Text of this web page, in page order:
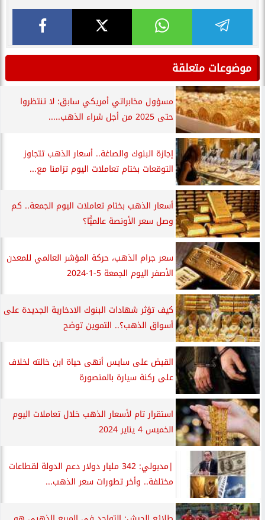
موضوعات متعلقة
مسؤول مخابراتي أمريكي سابق: لا تنتظروا
حتى 2025 من أجل شراء الذهب.....
إجازة البنوك والصاغة.. أسعار الذهب تتجاوز
التوقعات بختام تعاملات اليوم تزامنا مع...
أسعار الذهب بختام تعاملات اليوم الجمعة.. كم
وصل سعر الأونصة عالميًّا؟
سعر جرام الذهب، حركة المؤشر العالمي للمعدن
الأصفر اليوم الجمعة 5-1-2024
كيف تؤثر شهادات البنوك الادخارية الجديدة على
أسواق الذهب؟.. التموين توضح
القبض على سايس أنهى حياة ابن خالته لخلاف
على ركنة سيارة بالمنصورة
استقرار تام لأسعار الذهب خلال تعاملات اليوم
الخميس 4 يناير 2024
|مدبولي: 342 مليار دولار دعم الدولة لقطاعات
مختلفة.. وأخر تطورات سعر الذهب...